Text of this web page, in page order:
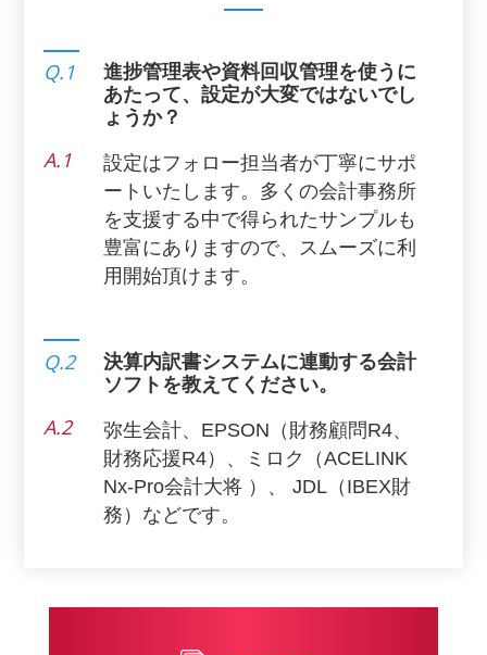
Q.1
進捗管理表や資料回収管理を使うに
あたって、設定が大変ではないでし
ょうか？
A.1
設定はフォロー担当者が丁寧にサポ
ートいたします。多くの会計事務所
を支援する中で得られたサンプルも
豊富にありますので、スムーズに利
用開始頂けます。
Q.2
決算内訳書システムに連動する会計
ソフトを教えてください。
A.2
弥生会計、EPSON（財務顧問R4、
財務応援R4）、ミロク（ACELINK
Nx-Pro会計大将 ）、 JDL（IBEX財
務）などです。